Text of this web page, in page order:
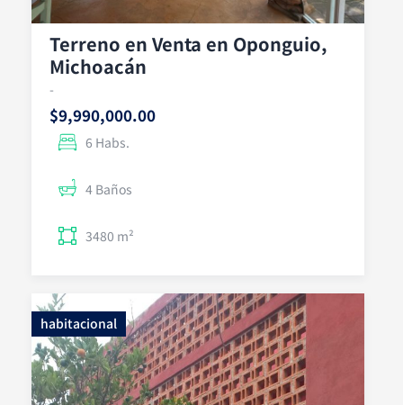
Terreno en Venta en Oponguio,
Michoacán
-
$9,990,000.00
6 Habs.
4 Baños
3480 m²
habitacional